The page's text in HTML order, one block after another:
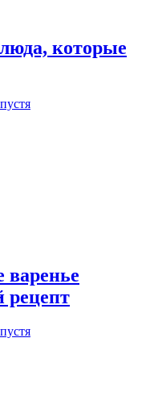
которые
варенье
рецепт